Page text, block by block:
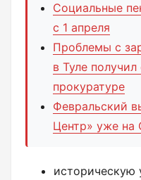
Социальные
с 1 апреля
Проблемы с
в Туле
прокуратуре
Февральский
Центр» уже на
историческую